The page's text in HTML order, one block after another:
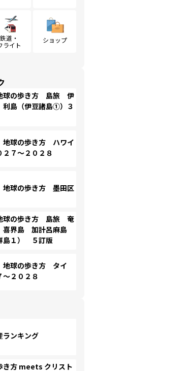
鉄道・
ライト
ショップ
球の歩き方 島旅 伊
島（伊豆諸島①）３
球の歩き方 ハワイ
７～２０２８
球の歩き方 墨田区
球の歩き方 島旅 奄
界島 加計呂麻島
島１） ５訂版
地球の歩き方 タイ
～２０２８
ランキング
き方 meets クリスト